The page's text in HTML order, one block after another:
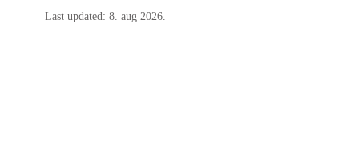
Last updated: 8. aug 2026.